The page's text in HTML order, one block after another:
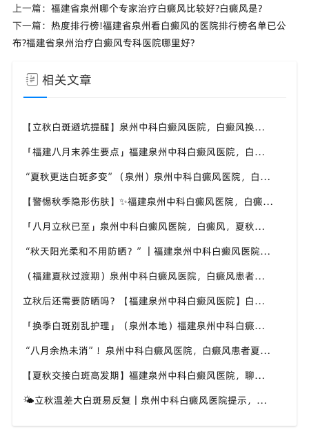
上一篇： 福建省泉州哪个专家治疗白癜风比较好?白癜风是?
下一篇： 热度排行榜!福建省泉州看白癜风的医院排行榜名单已公
布?福建省泉州治疗白癜风专科医院哪里好?
相关文章
【立秋白斑避坑提醒】泉州中科白癜风医院，白癜风换季养护，避开误区少走弯路
「福建八月末养生要点」福建泉州中科白癜风医院，白癜风，合理运动助力身体状态
“夏秋更迭白斑多变”（泉州）泉州中科白癜风医院，白癜风，早留意皮肤异常变化
【警惕秋季隐形伤肤】✨福建泉州中科白癜风医院，白癜风，秋风也会给皮肤带来刺激
「八月立秋已至」泉州中科白癜风医院，白癜风，夏秋交替做好养护，助力白斑维稳
“秋天阳光柔和不用防晒？”｜福建泉州中科白癜风医院，白癜风这个想法是错误的
（福建夏秋过渡期）泉州中科白癜风医院，白癜风患者，不要随意更换外用护肤产品
立秋后还需要防晒吗？【福建泉州中科白癜风医院】白癜风人群夏秋防晒切勿直接摆烂
「换季白斑别乱护理」（泉州本地）福建泉州中科白癜风医院，教你平稳度过夏秋转换时节
“八月余热未消”！泉州中科白癜风医院，白癜风患者夏秋交替，这几件事要记牢
【夏秋交接白斑高发期】福建泉州中科白癜风医院，聊聊入秋后白癜风该如何科学照料
🌤立秋温差大白斑易反复｜泉州中科白癜风医院提示，换季时期白斑养护千万别松懈